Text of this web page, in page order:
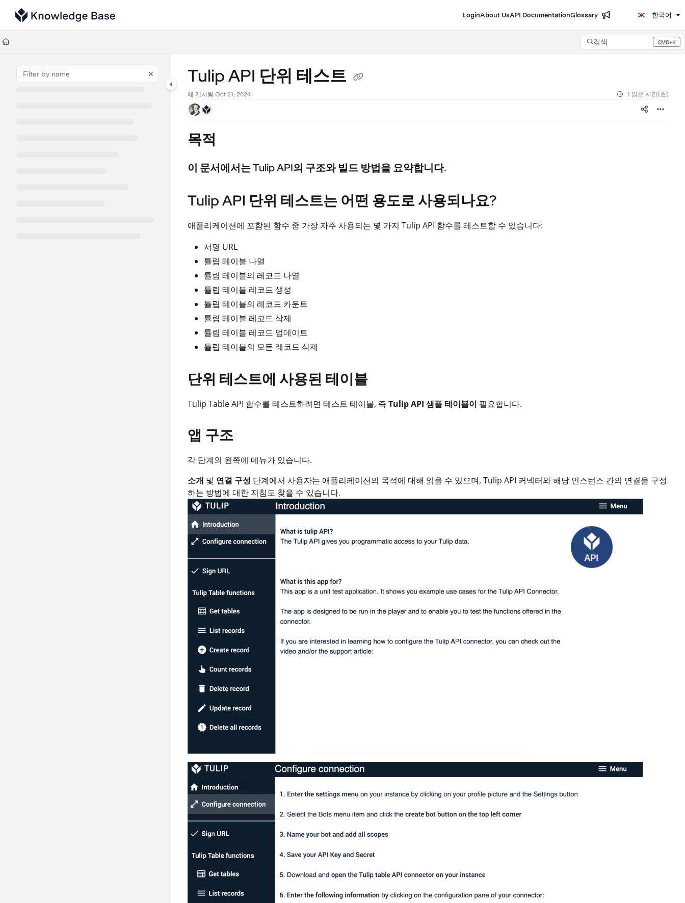
Documentation Index
Fetch the complete documentation index at:
Use this file to discover all available pages before exploring further.
LoginAbout UsAPI DocumentationGlossary 한국어
검색 CMD+K
Press CMD+K to open search
Tulip API 단위 테스트
에 게시됨 Oct 21, 2024 1 읽은 시간(초)
목적
이 문서에서는 Tulip API의 구조와 빌드 방법을 요약합니다.
Tulip API 단위 테스트는 어떤 용도로 사용되나요?
애플리케이션에 포함된 함수 중 가장 자주 사용되는 몇 가지 Tulip API 함수를 테스트할 수 있습니다:
서명 URL
튤립 테이블 나열
튤립 테이블의 레코드 나열
튤립 테이블 레코드 생성
튤립 테이블의 레코드 카운트
튤립 테이블 레코드 삭제
튤립 테이블 레코드 업데이트
튤립 테이블의 모든 레코드 삭제
단위 테스트에 사용된 테이블
Tulip Table API 함수를 테스트하려면 테스트 테이블, 즉 Tulip API 샘플 테이블이 필요합니다.
앱 구조
각 단계의 왼쪽에 메뉴가 있습니다.
소개 및 연결 구성 단계에서 사용자는 애플리케이션의 목적에 대해 읽을 수 있으며, Tulip API 커넥터와 해당 인스턴스 간의 연결을 구성
하는 방법에 대한 지침도 찾을 수 있습니다.